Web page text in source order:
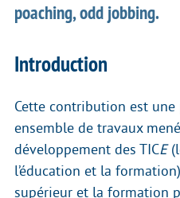
poaching, odd jobbing.
Introduction
Cette contribution est une
ensemble de travaux
développement des TICE
l’éducation et la
supérieur et la formation